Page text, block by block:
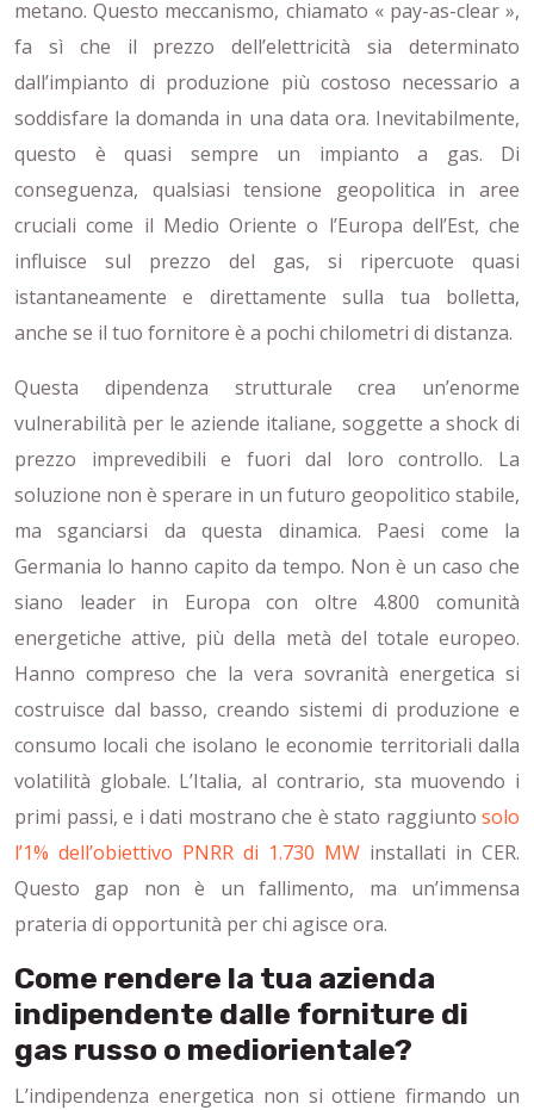
metano. Questo meccanismo, chiamato « pay-as-clear »,
fa sì che il prezzo dell’elettricità sia determinato
dall’impianto di produzione più costoso necessario a
soddisfare la domanda in una data ora. Inevitabilmente,
questo è quasi sempre un impianto a gas. Di
conseguenza, qualsiasi tensione geopolitica in aree
cruciali come il Medio Oriente o l’Europa dell’Est, che
influisce sul prezzo del gas, si ripercuote quasi
istantaneamente e direttamente sulla tua bolletta,
anche se il tuo fornitore è a pochi chilometri di distanza.
Questa dipendenza strutturale crea un’enorme
vulnerabilità per le aziende italiane, soggette a shock di
prezzo imprevedibili e fuori dal loro controllo. La
soluzione non è sperare in un futuro geopolitico stabile,
ma sganciarsi da questa dinamica. Paesi come la
Germania lo hanno capito da tempo. Non è un caso che
siano leader in Europa con oltre 4.800 comunità
energetiche attive, più della metà del totale europeo.
Hanno compreso che la vera sovranità energetica si
costruisce dal basso, creando sistemi di produzione e
consumo locali che isolano le economie territoriali dalla
volatilità globale. L’Italia, al contrario, sta muovendo i
primi passi, e i dati mostrano che è stato raggiunto solo
l’1% dell’obiettivo PNRR di 1.730 MW installati in CER.
Questo gap non è un fallimento, ma un’immensa
prateria di opportunità per chi agisce ora.
Come rendere la tua azienda
indipendente dalle forniture di
gas russo o mediorientale?
L’indipendenza energetica non si ottiene firmando un